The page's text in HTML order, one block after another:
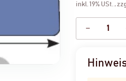
inkl. 19% USt. ,